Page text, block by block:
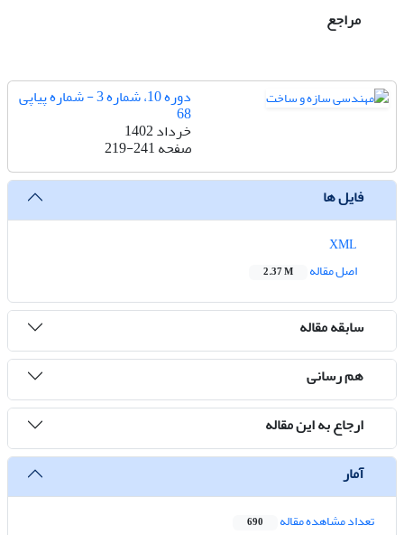
مراجع
دوره 10، شماره 3 - شماره پیاپی
68
خرداد 1402
صفحه219-241
فایل ها
اصل مقاله
2.37 M
سابقه مقاله
هم رسانی
ارجاع به این مقاله
آمار
تعداد مشاهده مقاله 690